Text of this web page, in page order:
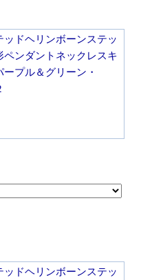
ッドヘリンボーンステッ
ペンダントネックレスキ
ープル＆グリーン・
ッドヘリンボーンステッ